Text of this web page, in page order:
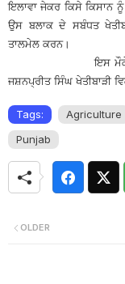
ਇਲਾਵਾ ਜੇਕਰ ਕਿਸੇ ਕਿਸਾਨ
ਉਸ ਬਲਾਕ ਦੇ ਸਬੰਧਤ
ਤਾਲਮੇਲ ਕਰਨ।
ਇਸ ਮੌਕੇ ਸ਼੍ਰੀ
ਜਸ਼ਨਪ੍ਰੀਤ ਸਿੰਘ ਖੇਤੀਬਾੜੀ
Tags: Agriculture
Punjab
OLDER